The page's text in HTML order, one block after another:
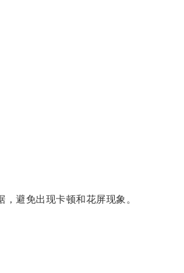
避免出现卡顿和花屏现象。